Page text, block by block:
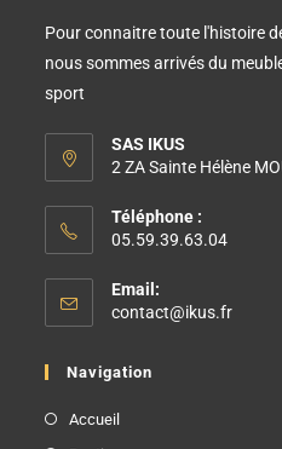
Pour connaitre toute l'histoire
nous sommes arrivés du
sport
SAS IKUS
2 ZA Sainte Hélène
Téléphone :
05.59.39.63.04
Email:
contact@ikus.fr
Navigation
Accueil